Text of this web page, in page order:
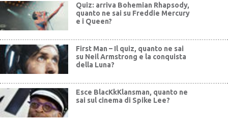
Quiz: arriva Bohemian Rhapsody,
quanto ne sai su Freddie Mercury
e i Queen?
First Man – Il quiz, quanto ne sai
su Neil Armstrong e la conquista
della Luna?
Esce BlacKkKlansman, quanto ne
sai sul cinema di Spike Lee?